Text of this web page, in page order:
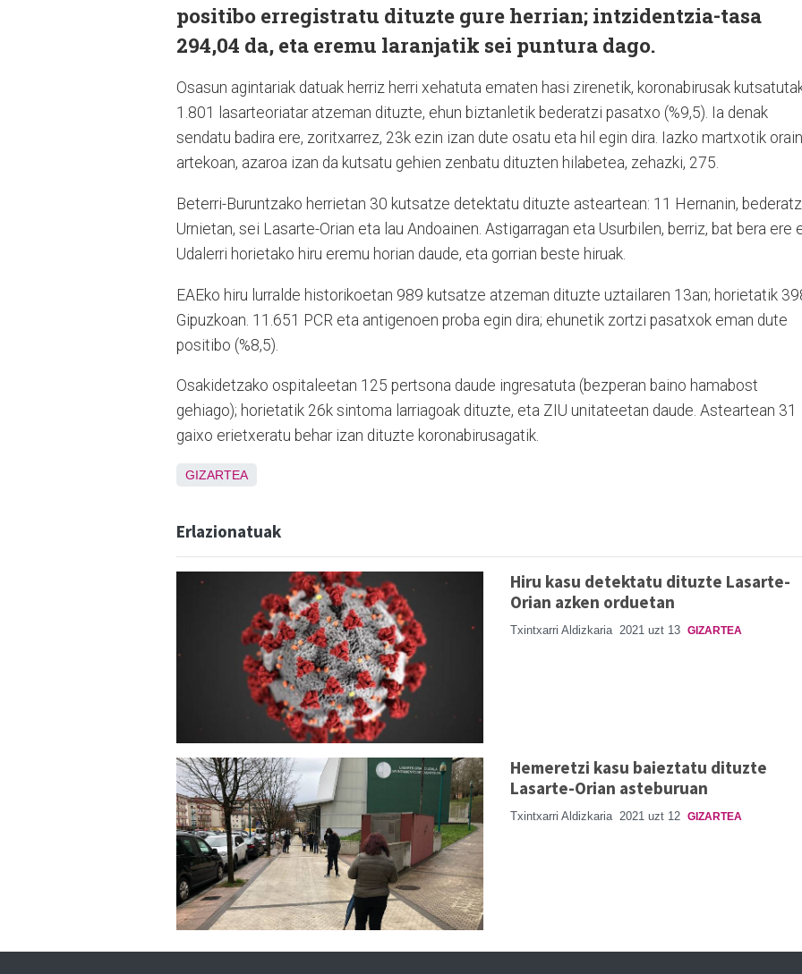
positibo erregistratu dituzte gure herrian; intzidentzia-tasa
294,04 da, eta eremu laranjatik sei puntura dago.
Osasun agintariak datuak herriz herri xehatuta ematen hasi zirenetik, koronabirusak
1.801 lasarteoriatar atzeman dituzte, ehun biztanletik bederatzi pasatxo (%9,5). Ia denak
sendatu badira ere, zoritxarrez, 23k ezin izan dute osatu eta hil egin dira. Iazko martxotik orain
artekoan, azaroa izan da kutsatu gehien zenbatu dituzten hilabetea, zehazki, 275.
Beterri-Buruntzako herrietan 30 kutsatze detektatu dituzte asteartean: 11 Hernanin,
Urnietan, sei Lasarte-Orian eta lau Andoainen. Astigarragan eta Usurbilen, berriz, bat bera ere
Udalerri horietako hiru eremu horian daude, eta gorrian beste hiruak.
EAEko hiru lurralde historikoetan 989 kutsatze atzeman dituzte uztailaren 13an; horietatik
Gipuzkoan. 11.651 PCR eta antigenoen proba egin dira; ehunetik zortzi pasatxok eman dute
positibo (%8,5).
Osakidetzako ospitaleetan 125 pertsona daude ingresatuta (bezperan baino hamabost
gehiago); horietatik 26k sintoma larriagoak dituzte, eta ZIU unitateetan daude. Asteartean 31
gaixo erietxeratu behar izan dituzte koronabirusagatik.
GIZARTEA
Erlazionatuak
Hiru kasu detektatu dituzte Lasarte-
Orian azken orduetan
Txintxarri Aldizkaria 2021 uzt 13 GIZARTEA
Hemeretzi kasu baieztatu dituzte
Lasarte-Orian asteburuan
Txintxarri Aldizkaria 2021 uzt 12 GIZARTEA